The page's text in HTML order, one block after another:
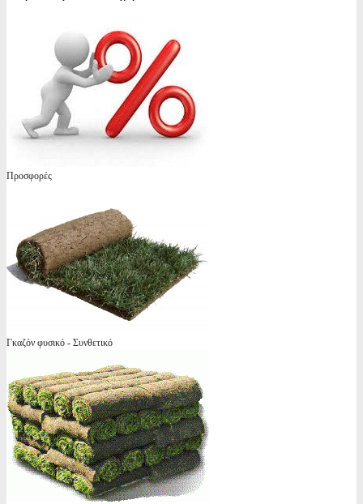
Προσφορές
Γκαζόν φυσικό - Συνθετικό